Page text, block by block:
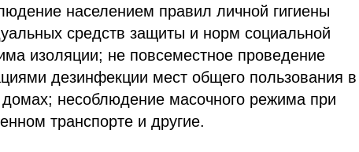
населением правил личной гигиены
средств защиты и норм социальной
изоляции; не повсеместное проведение
дезинфекции мест общего пользования в
несоблюдение масочного режима при
транспорте и другие.